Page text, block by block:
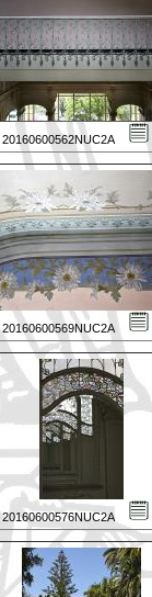
20160600562NUC2A
20160600569NUC2A
20160600576NUC2A